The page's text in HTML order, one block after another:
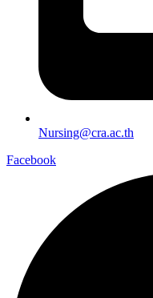
Nursing@cra.ac.th
Facebook